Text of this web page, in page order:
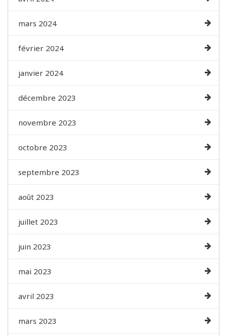
mars 2024
février 2024
janvier 2024
décembre 2023
novembre 2023
octobre 2023
septembre 2023
août 2023
juillet 2023
juin 2023
mai 2023
avril 2023
mars 2023